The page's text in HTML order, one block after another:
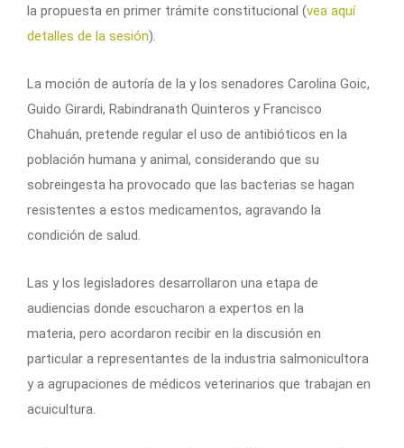
la propuesta en primer trámite constitucional (vea aquí
detalles de la sesión).
La moción de autoría de la y los senadores Carolina Goic,
Guido Girardi, Rabindranath Quinteros y Francisco
Chahuán, pretende regular el uso de antibióticos en la
población humana y animal, considerando que su
sobreingesta ha provocado que las bacterias se hagan
resistentes a estos medicamentos, agravando la
condición de salud.
Las y los legisladores desarrollaron una etapa de
audiencias donde escucharon a expertos en la
materia, pero acordaron recibir en la discusión en
particular a representantes de la industria salmonicultora
y a agrupaciones de médicos veterinarios que trabajan en
acuicultura.